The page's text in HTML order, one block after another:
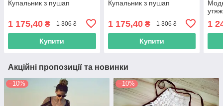
Купальник з пушап
1 175,40 ₴ 1 306 ₴
Купити
Купальник з пушап
1 175,40₴ 1 306 ₴
Купити
1
Акційні пропозиції та новинки
–10% –10%